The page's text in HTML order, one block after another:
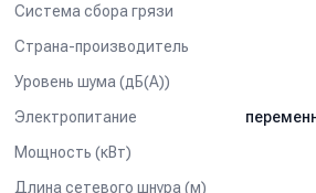
Система сбора грязи
Страна-производитель
Уровень шума (дБ(А))
Электропитание
Мощность (кВт)
Длина сетевого шнура (м)